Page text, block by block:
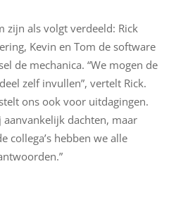
zijn als volgt verdeeld: Rick
Kevin en Tom de software
de mechanica. “We mogen de
zelf invullen”, vertelt Rick.
ons ook voor uitdagingen.
dachten, maar
collega’s hebben we alle